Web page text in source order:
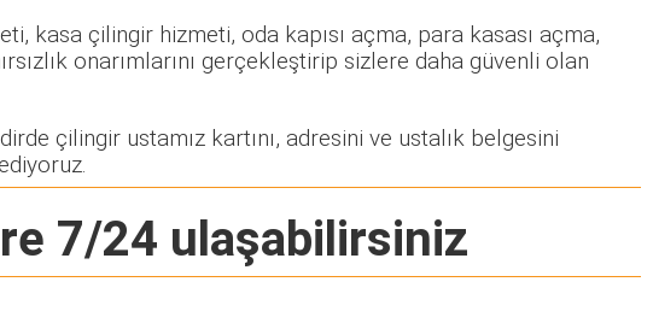
kasa çilingir hizmeti, oda kapısı açma, para kasası açma,
onarımlarını gerçekleştirip sizlere daha güvenli olan
çilingir ustamız kartını, adresini ve ustalık belgesini
7/24 ulaşabilirsiniz